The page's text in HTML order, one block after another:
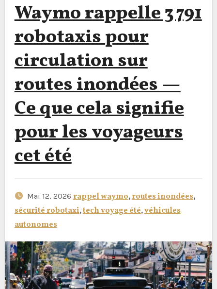
Waymo rappelle 3 791
robotaxis pour
circulation sur
routes inondées —
Ce que cela signifie
pour les voyageurs
cet été
Mai 12, 2026 rappel waymo,routes inondées,
sécurité robotaxi,tech voyage été,véhicules
autonomes